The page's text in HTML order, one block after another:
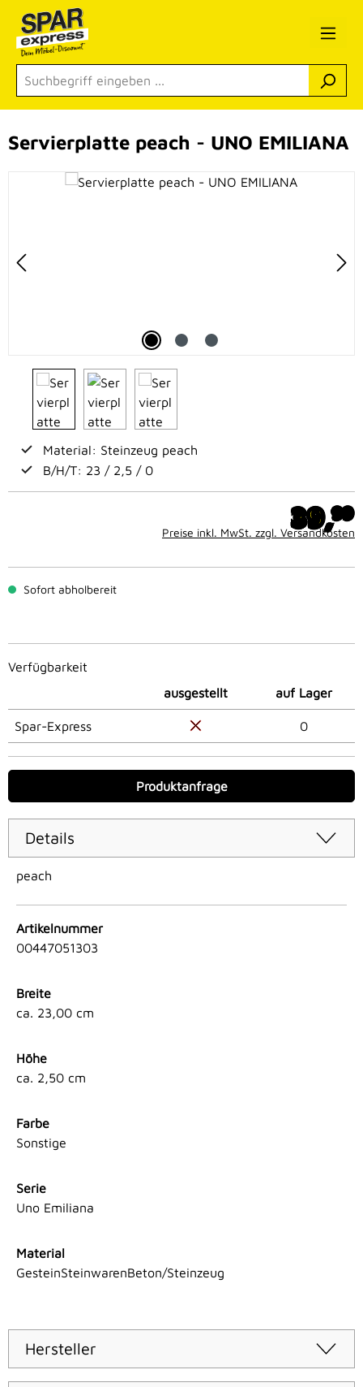
Zum Hauptinhalt springen
Bildergalerie überspringen
Servierplatte peach - UNO EMILIANA
Material: Steinzeug peach
B/H/T: 23 / 2,5 / 0
39,99
Preise inkl. MwSt. zzgl. Versandkosten
Sofort abholbereit
Verfügbarkeit
ausgestellt
auf Lager
Spar-Express 0
Produktanfrage
Details
peach
Artikelnummer
00447051303
Breite
ca. 23,00 cm
Höhe
ca. 2,50 cm
Farbe
Sonstige
Serie
Uno Emiliana
Material
GesteinSteinwarenBeton/Steinzeug
Hersteller